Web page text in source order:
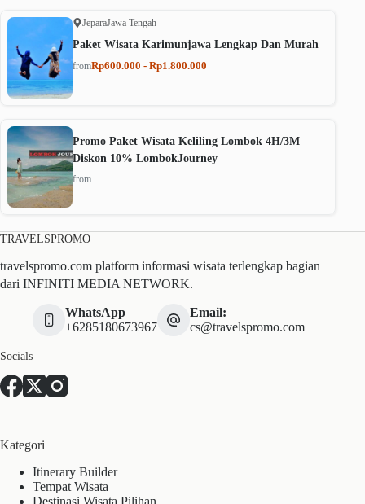
JeparaJawa Tengah
Paket Wisata Karimunjawa Lengkap Dan Murah
fromRp600.000 - Rp1.800.000
Promo Paket Wisata Keliling Lombok 4H/3M
Diskon 10% LombokJourney
from
TRAVELSPROMO
travelspromo.com platform informasi wisata terlengkap bagian
dari INFINITI MEDIA NETWORK.
WhatsApp
+6285180673967
Email:
cs@travelspromo.com
Socials
Kategori
Itinerary Builder
Tempat Wisata